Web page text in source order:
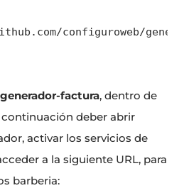
configuroweb/
generador-factura, dentro de
deber abrir
activar los servicios de
a la siguiente URL, para
barberia: